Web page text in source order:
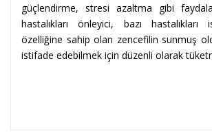
güçlendirme, stresi azaltma gibi
hastalıkları önleyici, bazı
özelliğine sahip olan zencefilin sunmuş
istifade edebilmek için düzenli olarak